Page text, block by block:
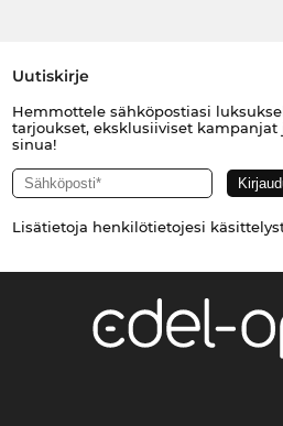
Uutiskirje
Hemmottele sähköpostiasi
tarjoukset, eksklusiiviset
sinua!
Lisätietoja henkilötietojesi